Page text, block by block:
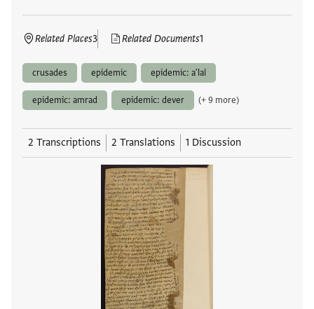
Related Places3 Related Documents1
crusades epidemic epidemic: a'lal
epidemic: amrad epidemic: dever (+ 9 more)
2 Transcriptions 2 Translations 1 Discussion